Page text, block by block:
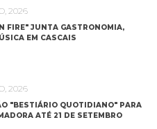
2026
FIRE" JUNTA GASTRONOMIA,
EM CASCAIS
2026
"BESTIÁRIO QUOTIDIANO" PARA
ATÉ 21 DE SETEMBRO